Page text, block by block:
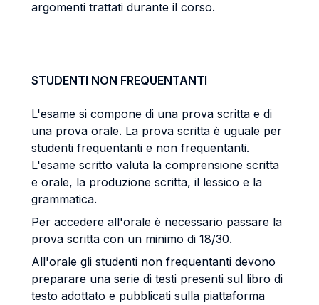
argomenti trattati durante il corso.
STUDENTI NON FREQUENTANTI
L'esame si compone di una prova scritta e di
una prova orale. La prova scritta è uguale per
studenti frequentanti e non frequentanti.
L'esame scritto valuta la comprensione scritta
e orale, la produzione scritta, il lessico e la
grammatica.
Per accedere all'orale è necessario passare la
prova scritta con un minimo di 18/30.
All'orale gli studenti non frequentanti devono
preparare una serie di testi presenti sul libro di
testo adottato e pubblicati sulla piattaforma